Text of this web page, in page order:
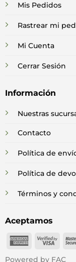
Mis Pedidos
Rastrear mi
Mi Cuenta
Cerrar Sesión
Información
Nuestras
Contacto
Política de
Política de
Términos y
Aceptamos
American
Visa
Powered by FAC